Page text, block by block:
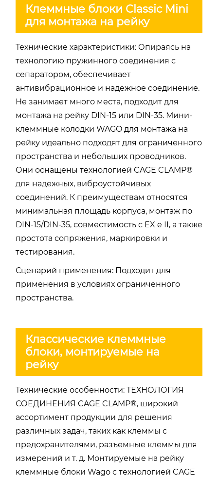
Клеммные блоки Classic Mini
для монтажа на рейку
Технические характеристики: Опираясь на
технологию пружинного соединения с
сепаратором, обеспечивает
антивибрационное и надежное соединение.
Не занимает много места, подходит для
монтажа на рейку DIN-15 или DIN-35. Мини-
клеммные колодки WAGO для монтажа на
рейку идеально подходят для ограниченного
пространства и небольших проводников.
Они оснащены технологией CAGE CLAMP®
для надежных, виброустойчивых
соединений. К преимуществам относятся
минимальная площадь корпуса, монтаж по
DIN-15/DIN-35, совместимость с EX e II, а также
простота сопряжения, маркировки и
тестирования.
Сценарий применения: Подходит для
применения в условиях ограниченного
пространства.
Классические клеммные
блоки, монтируемые на
рейку
Технические особенности: ТЕХНОЛОГИЯ
СОЕДИНЕНИЯ CAGE CLAMP®, широкий
ассортимент продукции для решения
различных задач, таких как клеммы с
предохранителями, разъемные клеммы для
измерений и т. д. Монтируемые на рейку
клеммные блоки Wago с технологией CAGE